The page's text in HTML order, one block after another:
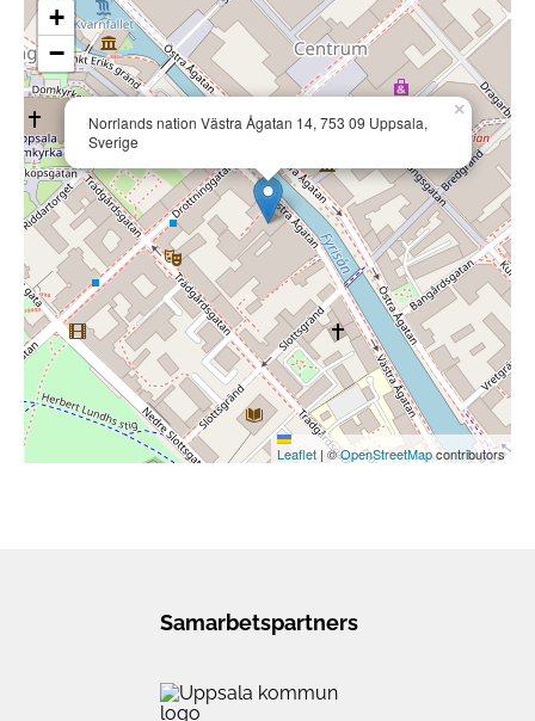
Norrlands nation Västra Ågatan 14, 753 09 Uppsala,
Sverige
×
+
−
Leaflet | ©OpenStreetMapcontributors
Samarbetspartners